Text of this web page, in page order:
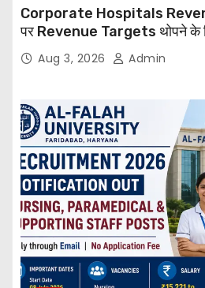
Corporate Hospitals
पर Revenue Targets थोपने के
बड़ा कदम, NHRC से Suo Motu
Aug 3, 2026 Admin